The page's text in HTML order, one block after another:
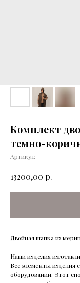
Комплект
темно-
Артикул:
13200,00 р.
Двойная шапка из
Наши изделия
Все элементы изделия
оборудовании. Этот